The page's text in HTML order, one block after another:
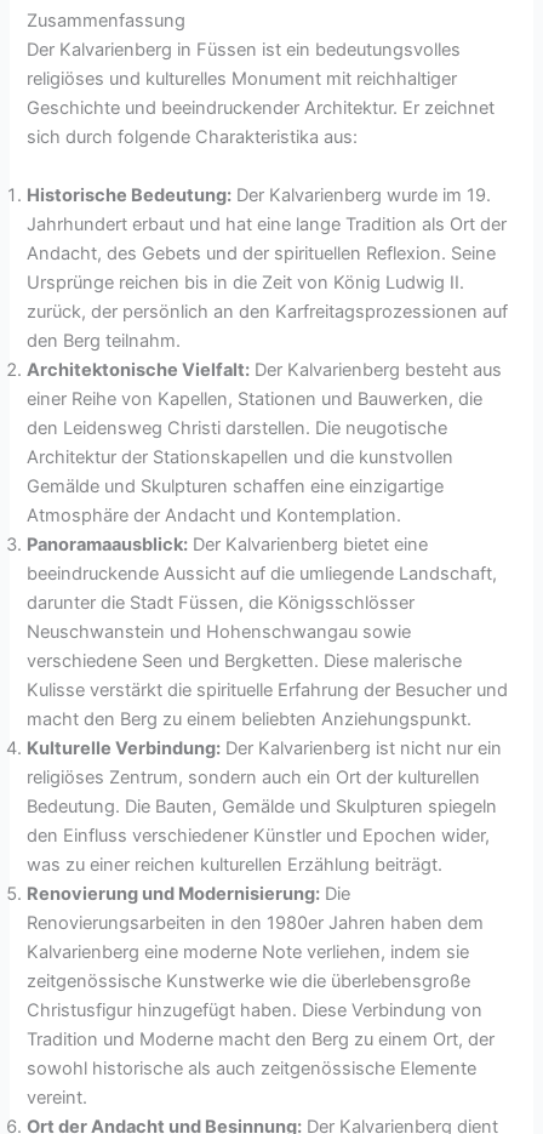
Zusammenfassung
Der Kalvarienberg in Füssen ist ein bedeutungsvolles
religiöses und kulturelles Monument mit reichhaltiger
Geschichte und beeindruckender Architektur. Er zeichnet
sich durch folgende Charakteristika aus:
Historische Bedeutung: Der Kalvarienberg wurde im 19.
Jahrhundert erbaut und hat eine lange Tradition als Ort der
Andacht, des Gebets und der spirituellen Reflexion. Seine
Ursprünge reichen bis in die Zeit von König Ludwig II.
zurück, der persönlich an den Karfreitagsprozessionen auf
den Berg teilnahm.
Architektonische Vielfalt: Der Kalvarienberg besteht aus
einer Reihe von Kapellen, Stationen und Bauwerken, die
den Leidensweg Christi darstellen. Die neugotische
Architektur der Stationskapellen und die kunstvollen
Gemälde und Skulpturen schaffen eine einzigartige
Atmosphäre der Andacht und Kontemplation.
Panoramaausblick: Der Kalvarienberg bietet eine
beeindruckende Aussicht auf die umliegende Landschaft,
darunter die Stadt Füssen, die Königsschlösser
Neuschwanstein und Hohenschwangau sowie
verschiedene Seen und Bergketten. Diese malerische
Kulisse verstärkt die spirituelle Erfahrung der Besucher und
macht den Berg zu einem beliebten Anziehungspunkt.
Kulturelle Verbindung: Der Kalvarienberg ist nicht nur ein
religiöses Zentrum, sondern auch ein Ort der kulturellen
Bedeutung. Die Bauten, Gemälde und Skulpturen spiegeln
den Einfluss verschiedener Künstler und Epochen wider,
was zu einer reichen kulturellen Erzählung beiträgt.
Renovierung und Modernisierung: Die
Renovierungsarbeiten in den 1980er Jahren haben dem
Kalvarienberg eine moderne Note verliehen, indem sie
zeitgenössische Kunstwerke wie die überlebensgroße
Christusfigur hinzugefügt haben. Diese Verbindung von
Tradition und Moderne macht den Berg zu einem Ort, der
sowohl historische als auch zeitgenössische Elemente
vereint.
Ort der Andacht und Besinnung: Der Kalvarienberg dient